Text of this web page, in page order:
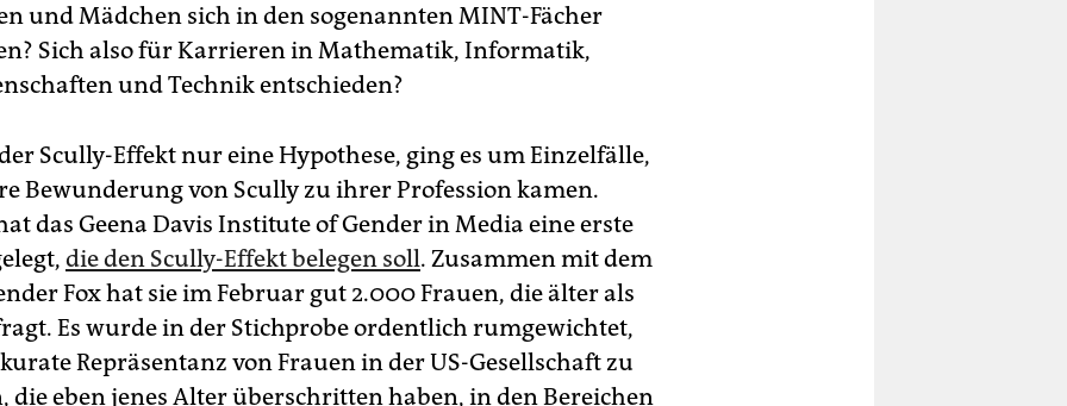
und Mädchen sich in den sogenannten MINT-Fächer
Sich also für Karrieren in Mathematik, Informatik,
und Technik entschieden?
Scully-Effekt nur eine Hypothese, ging es um Einzelfälle,
Bewunderung von Scully zu ihrer Profession kamen.
das Geena Davis Institute of Gender in Media eine erste
die den Scully-Effekt belegen soll. Zusammen mit dem
Fox hat sie im Februar gut 2.000 Frauen, die älter als
Es wurde in der Stichprobe ordentlich rumgewichtet,
Repräsentanz von Frauen in der US-Gesellschaft zu
die eben jenes Alter überschritten haben, in den Bereichen